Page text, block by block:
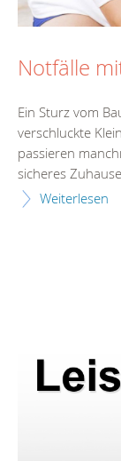
Notfälle
Ein Sturz vom
verschluckte
passieren
sicheres
Weiterlesen